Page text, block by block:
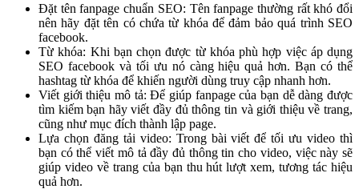
Đặt tên fanpage chuẩn SEO: Tên fanpage thường rất khó đổi
nên hãy đặt tên có chứa từ khóa để đảm bảo quá trình SEO
facebook.
Từ khóa: Khi bạn chọn được từ khóa phù hợp việc áp dụng
SEO facebook và tối ưu nó càng hiệu quả hơn. Bạn có thể
hashtag từ khóa để khiến người dùng truy cập nhanh hơn.
Viết giới thiệu mô tả: Để giúp fanpage của bạn dễ dàng được
tìm kiếm bạn hãy viết đầy đủ thông tin và giới thiệu về trang,
cũng như mục đích thành lập page.
Lựa chọn đăng tải video: Trong bài viết để tối ưu video thì
bạn có thể viết mô tả đầy đủ thông tin cho video, việc này sẽ
giúp video về trang của bạn thu hút lượt xem, tương tác hiệu
quả hơn.